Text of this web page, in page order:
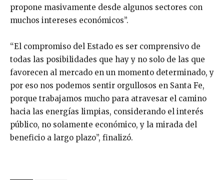
propone masivamente desde algunos sectores con
muchos intereses económicos”.
“El compromiso del Estado es ser comprensivo de
todas las posibilidades que hay y no solo de las que
favorecen al mercado en un momento determinado, y
por eso nos podemos sentir orgullosos en Santa Fe,
porque trabajamos mucho para atravesar el camino
hacia las energías limpias, considerando el interés
público, no solamente económico, y la mirada del
beneficio a largo plazo”, finalizó.